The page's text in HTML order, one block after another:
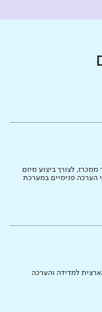
לצורך ביצוע מיזם
הערכה פנימיים במערכת
למדידה והערכה